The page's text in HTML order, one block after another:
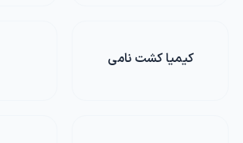
کیمیا کشت نامی